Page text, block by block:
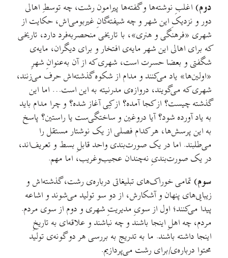
دوم) اغلبِ نوشته‌ها و گفته‌ها پیرامون رشت، چه توسطِ اهالی
دور و نزدیکِ این شهر و چه شیفته‌گانِ غیربومی‌اش، حکایت از
شهری «فرهنگی و هنری»، با تاریخی منحصربه‌فرد دارد، تاریخی
که برای اهالی این شهر مایه‌ی افتخار و برای دیگران، مایه‌ی
شگفتی و بعضا حسرت است، شهری که از آن به‌عنوانِ شهرِ
«اولین‌ها» یاد می‌کنند و مدام از شکوه گذشته‌اش حرف می‌زنند،
شهری که می‌گویند، دروازه‌ی مدرنیته به این است… اما این
گذشته چیست؟ از کجا آمده؟ از کِی آغاز شده؟ و چرا مدام باید
به یاد آورده شود؟ آیا دروغین و ساختگی‌ست یا راستین؟ پاسخ
به این پرسش‌ها، هر کدام فصلی از یک نوشتار مستقل را
می‌طلبند. اما در یک صورت‌بندی واحد قابلِ بسط و تعریف‌اند،
در یک صورت‌بندیِ نه‌چندان عجیب‌وغریب، اما مهم.
سوم) تمامی خوراک‌های تبلیغاتی درباره‌ی رشت، گذشته‌اش و
زیبایی‌های پنهان و آشکارش، از دو سو تولید می‌شوند و اشاعه
پیدا می‌کنند؛ اول از سویِ مدیریتِ شهری و دوم از سوی مردم.
مردم، چه اهلِ اینجا باشند و چه نباشند و علاقه‌ای به تاریخِ
اینجا داشته باشند. ما به تدریج به بررسی هر دو گونه‌ی تولید
محتوا درباره‌ی/برای رشت می‌پردازیم.